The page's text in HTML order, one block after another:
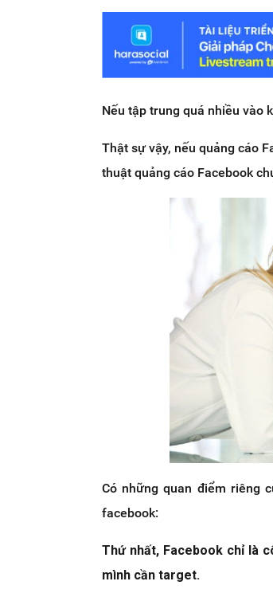
Nếu tập trung quá nhiều vào
Thật sự vậy, nếu quảng cáo
thuật quảng cáo Facebook
Có những quan điểm riêng
facebook:
Thứ nhất, Facebook chỉ là
mình cần target.